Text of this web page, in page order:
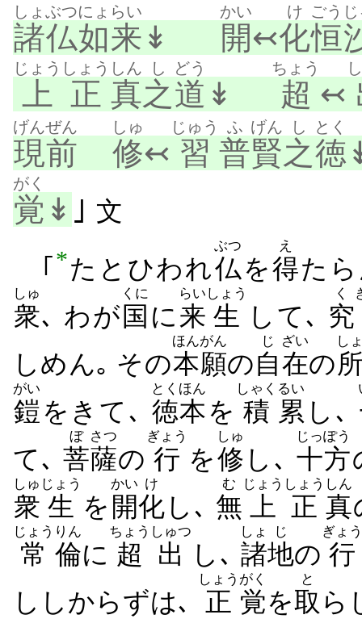
諸仏
しょぶつ
如来
にょらい
↡ 開
かい
↢化
け
恒
ごう
上
じょう
正
しょう
真
しん
之
し
道
どう
↡ 超
ちょう
↢
現前
げんぜん
修
しゅ
↢ 習
じゅう
普
ふ
賢
げん
之
し
徳
とく
覚
がく
↡ ｣ 文
｢ *たとひわれ仏
ぶつ
を得
え
た
衆
しゅ
､ わが国
くに
に来
らい
生
しょう
して､ 究
く
しめん｡ その本願
ほんがん
の自
じ
在
ざい
の
し
鎧
がい
をきて､ 徳本
とくほん
を 積
しゃく
累
るい
し､
て､ 菩
ぼ
薩
さつ
の 行
ぎょう
を修
しゅ
し､ 十方
じっぽう
衆
しゅ
生
じょう
を 開
かい
化
け
し､ 無
む
上
じょう
正
しょう
真
しん
常
じょう
倫
りん
に 超出
ちょうしゅつ
し､ 諸
しょ
地
じ
の 行
ぎょう
ししからずは､ 正
しょう
覚
がく
を取
と
ら